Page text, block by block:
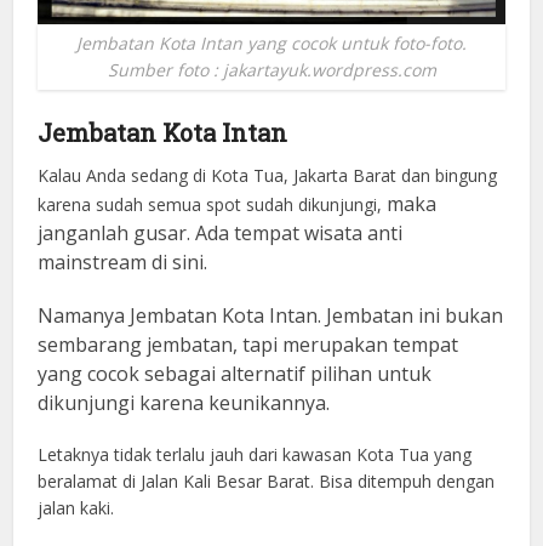
Jembatan Kota Intan yang cocok untuk foto-foto.
Sumber foto : jakartayuk.wordpress.com
Jembatan Kota Intan
Kalau Anda sedang di Kota Tua, Jakarta Barat dan bingung
karena sudah semua spot sudah dikunjungi, maka
janganlah gusar. Ada tempat wisata anti
mainstream di sini.
Namanya Jembatan Kota Intan. Jembatan ini bukan
sembarang jembatan, tapi merupakan tempat
yang cocok sebagai alternatif pilihan untuk
dikunjungi karena keunikannya.
Letaknya tidak terlalu jauh dari kawasan Kota Tua yang
beralamat di Jalan Kali Besar Barat. Bisa ditempuh dengan
jalan kaki.